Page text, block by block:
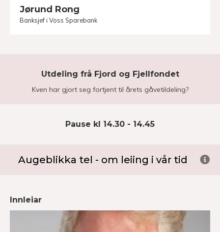
Jørund Rong
Banksjef i Voss Sparebank
Utdeling frå Fjord og Fjellfondet
Kven har gjort seg fortjent til årets gåvetildeling?
Pause kl 14.30 - 14.45
Augeblikka tel - om leiing i vår tid
Innleiar